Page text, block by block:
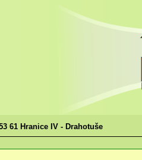
61 Hranice IV - Drahotuše